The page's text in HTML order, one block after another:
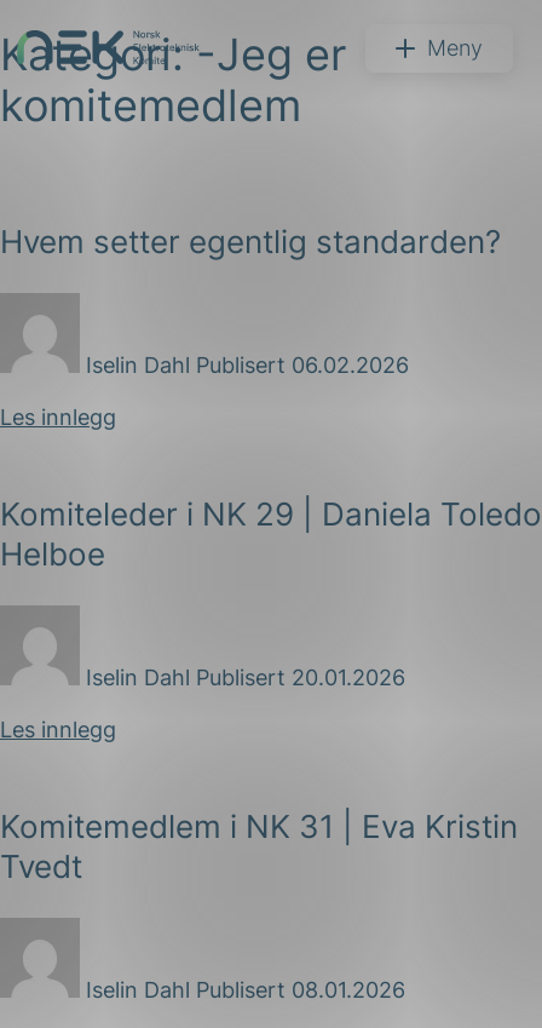
Hopp
til
innhold
NEK Meny
Søk
Kategori:-Jeg er
komitemedlem
Hvem setter egentlig standarden?
Iselin Dahl Publisert 06.02.2026
Les innlegg
Komiteleder i NK 29 | Daniela Toledo
Helboe
Iselin Dahl Publisert 20.01.2026
Les innlegg
Komitemedlem i NK 31 | Eva Kristin
Tvedt
Iselin Dahl Publisert 08.01.2026